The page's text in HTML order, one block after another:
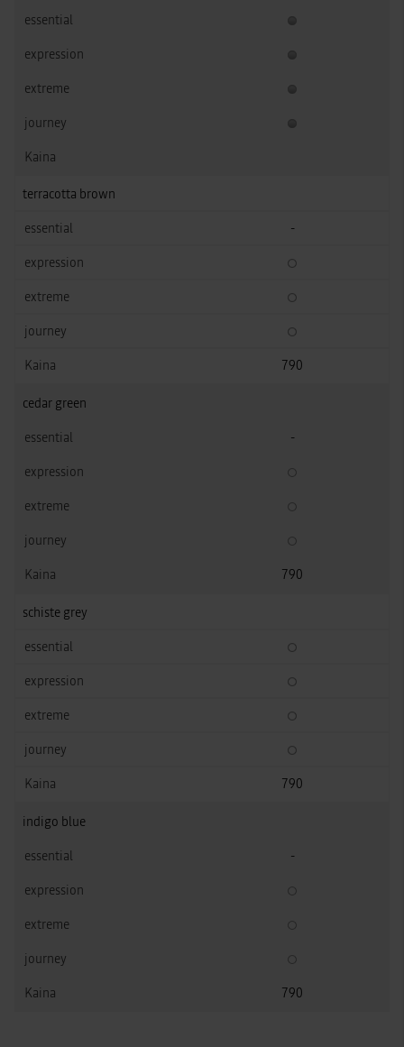
terracotta brown
-
790
cedar green
-
790
schiste grey
790
indigo blue
-
790